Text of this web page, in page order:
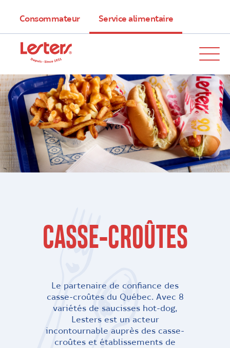
Consommateur Service alimentaire
CASSE-CROÛTES
Le partenaire de confiance des
casse-croûtes du Québec. Avec 8
variétés de saucisses hot-dog,
Lesters est un acteur
incontournable auprès des casse-
croûtes et établissements de